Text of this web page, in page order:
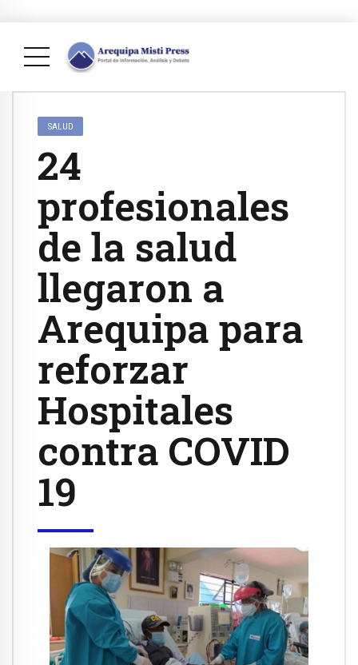
SALUD
24
profesionales
de la salud
llegaron a
Arequipa para
reforzar
Hospitales
contra COVID
19